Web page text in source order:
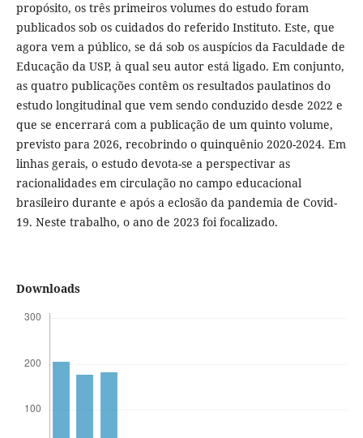
propósito, os três primeiros volumes do estudo foram
publicados sob os cuidados do referido Instituto. Este, que
agora vem a público, se dá sob os auspícios da Faculdade de
Educação da USP, à qual seu autor está ligado. Em conjunto,
as quatro publicações contêm os resultados paulatinos do
estudo longitudinal que vem sendo conduzido desde 2022 e
que se encerrará com a publicação de um quinto volume,
previsto para 2026, recobrindo o quinquênio 2020-2024. Em
linhas gerais, o estudo devota-se a perspectivar as
racionalidades em circulação no campo educacional
brasileiro durante e após a eclosão da pandemia de Covid-
19. Neste trabalho, o ano de 2023 foi focalizado.
Downloads